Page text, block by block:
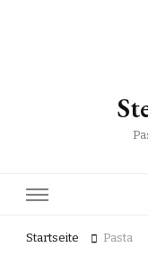
Startseite Pasta